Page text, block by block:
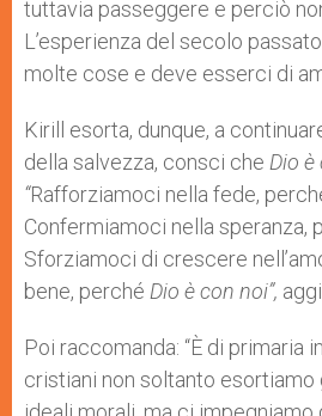
tuttavia passeggere e perciò
L’esperienza del secolo
molte cose e deve esserci di
Kirill esorta, dunque, a
della salvezza, consci che Dio è
“Rafforziamoci nella fede,
Confermiamoci nella speranza,
Sforziamoci di crescere
bene, perché Dio è con noi”,
Poi raccomanda: “È di primaria
cristiani non soltanto esortiamo